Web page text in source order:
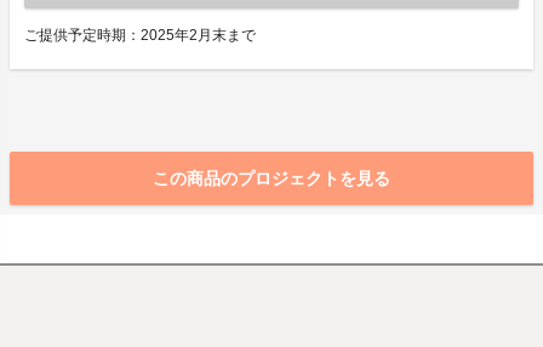
ご提供予定時期：2025年2月末まで
この商品のプロジェクトを見る